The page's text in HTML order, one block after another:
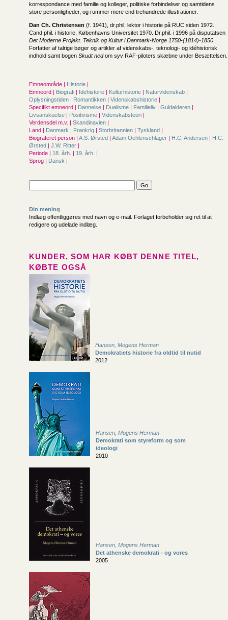
korrespondance med familie og kolleger, politiske forbindelser og samtidens
store personligheder, og rummer mere end trehundrede illustrationer.
Dan Ch. Christensen (f. 1941), dr.phil, lektor i historie på RUC siden 1972.
Cand.phil. i historie, Københavns Universitet 1970. Dr.phil. i 1996 på disputatsen
Det Moderne Projekt. Teknik og Kultur i Danmark-Norge 1750-(1814)-1850
Forfatter af talrige bøger og artikler af videnskabs-, teknologi- og idéhistorisk
indhold samt bogen Skudt nedom syv RAF-piloters skæbne under Besættelsen.
Emneområde | Historie |
Emneord | Biografi | Idehistorie | Kulturhistorie | Naturvidenskab |
Oplysningstiden | Romantikken | Videnskabshistorie |
Specifikt emneord | Dannelse | Dualisme | Familieliv | Guldalderen |
Livsanskuelse | Positivisme | Videnskabsteori |
Verdensdel m.v. | Skandinavien |
Land | Danmark | Frankrig | Storbritannien | Tyskland |
Biograferet person | A.S. Ørsted | Adam Oehlenschläger | H.C. Andersen | H.C.
Ørsted | J.W. Ritter |
Periode | 18. årh. | 19. årh. |
Sprog | Dansk |
Din mening
Indlæg offentliggøres med navn og e-mail. Forlaget forbeholder sig ret til at
redigere og udelade indlæg.
KUNDER, SOM HAR KØBT DENNE TITEL,
KØBTE OGSÅ
Hansen, Mogens Herman
Demokratiets historie fra oldtid til nutid
2012
Hansen, Mogens Herman
Demokrati som styreform og som
ideologi
2010
Hansen, Mogens Herman
Det athenske demokrati - og vores
2005